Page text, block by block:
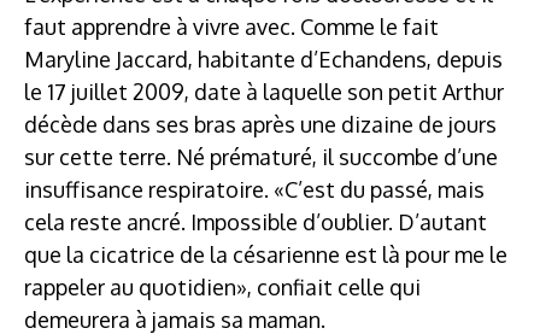
faut apprendre à vivre avec. Comme le fait
Maryline Jaccard, habitante d’Echandens, depuis
le 17 juillet 2009, date à laquelle son petit Arthur
décède dans ses bras après une dizaine de jours
sur cette terre. Né prématuré, il succombe d’une
insuffisance respiratoire. «C’est du passé, mais
cela reste ancré. Impossible d’oublier. D’autant
que la cicatrice de la césarienne est là pour me le
rappeler au quotidien», confiait celle qui
demeurera à jamais sa maman.